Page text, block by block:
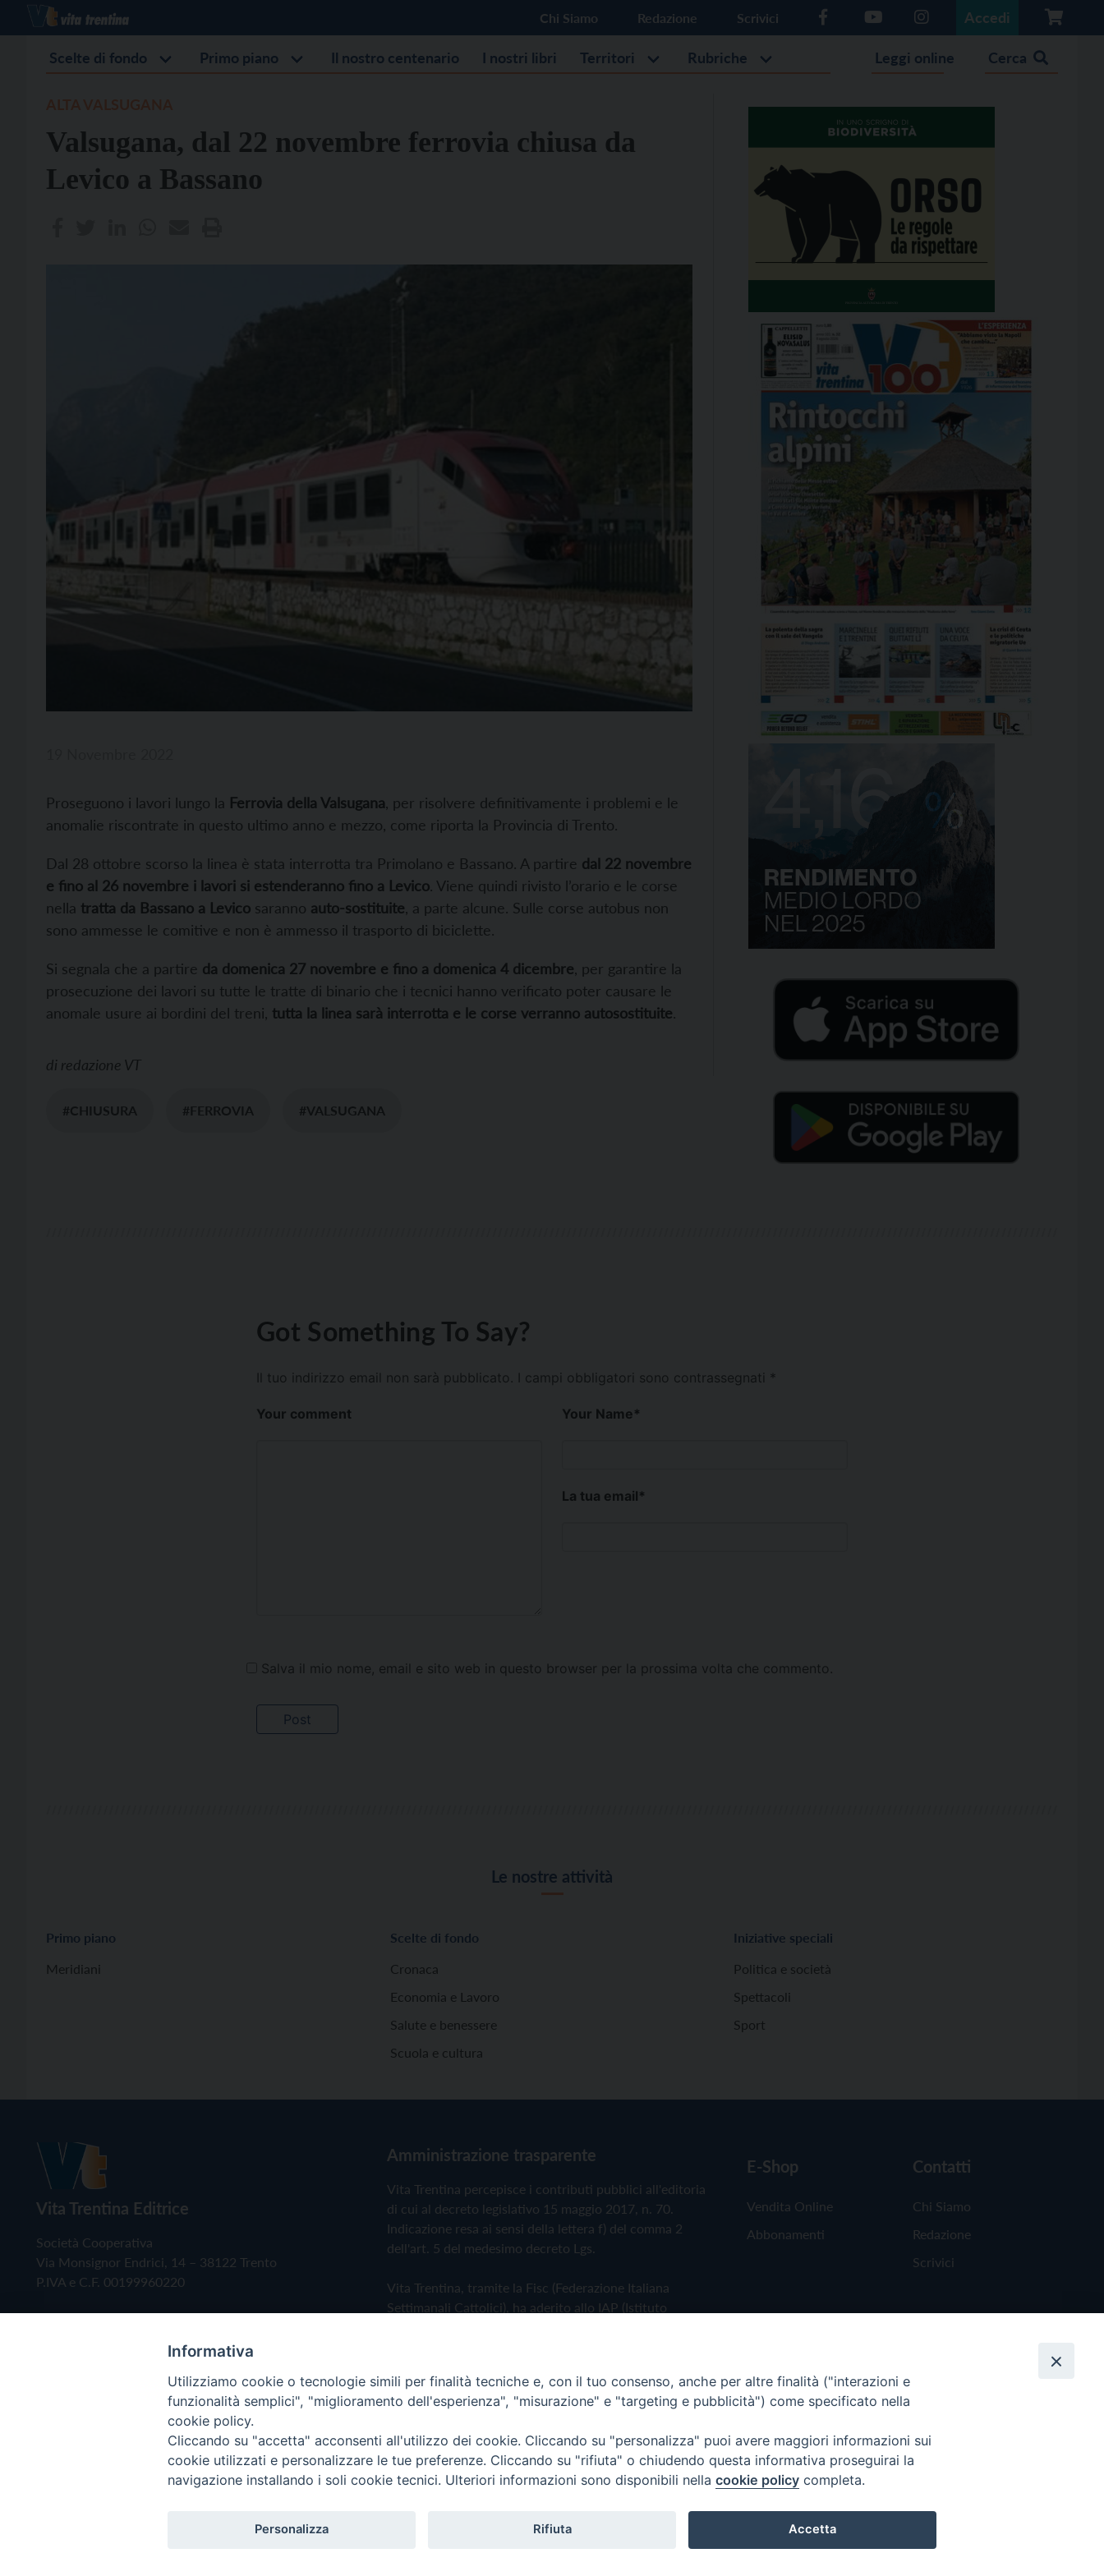
Chi Siamo Redazione Scrivici Accedi
Scelte di fondo Primo piano Il nostro centenario I nostri libri Territori Rubriche Leggi online Cerca
Valsugana, dal 22 novembre ferrovia chiusa da
Levico a Bassano
Proseguono i lavori lungo la Ferrovia della Valsugana , per risolvere definitivamente i problemi e le
anomalie riscontrate in questo ultimo anno e mezzo, come riporta la Provincia di Trento.
Dal 28 ottobre scorso la linea è stata interrotta tra Primolano e Bassano. A partire dal 22 novembre
e fino al 26 novembre i lavori si estenderanno fino a Levico. Viene quindi rivisto l’orario e le corse
nella tratta da Bassano a Levico saranno auto-sostituite , a parte alcune. Sulle corse autobus non
sono ammesse le comitive e non è ammesso il trasporto di biciclette.
Si segnala che a partire da domenica 27 novembre e fino a domenica 4 dicembre , per garantire la
prosecuzione dei lavori su tutte le tratte di binario che i tecnici hanno verificato poter causare le
anomale usure ai bordini del treni, tutta la linea sarà interrotta e le corse verranno autosostituite.
di redazione VT
#CHIUSURA #FERROVIA #VALSUGANA
Got Something To Say?
Il tuo indirizzo email non sarà pubblicato. I campi obbligatori sono contrassegnati *
Your comment Your Name*
La tua email*
Salva il mio nome, email e sito web in questo browser per la prossima volta che commento.
Le nostre attività
Primo piano
Meridiani
Scelte di fondo
Cronaca
Economia e Lavoro
Salute e benessere
Scuola e cultura
Iniziative speciali
Politica e società
Spettacoli
Sport
Vita Trentina Editrice
Società Cooperativa
Via Monsignor Endrici, 14 – 38122 Trento
P.IVA e C.F. 00199960220
Amministrazione trasparente
Vita Trentina percepisce i contributi pubblici all'editoria
di cui al decreto legislativo 15 maggio 2017, n. 70.
Indicazione resa ai sensi della lettera f) del comma 2
dell'art. 5 del medesimo decreto Lgs.
Vita Trentina, tramite la Fisc (Federazione Italiana
Settimanali Cattolici), ha aderito allo IAP (Istituto
Privacy Policy Cookie Policy
E-Shop
Vendita Online
Abbonamenti
Contatti
Chi Siamo
Redazione
Scrivici
Copyright © 2019 - Tutti i diritti riservati - Vita Trentina Editrice
Informativa
Utilizziamo cookie o tecnologie simili per finalità tecniche e, con il tuo consenso, anche per altre finalità ("interazioni e
funzionalità semplici", "miglioramento dell'esperienza", "misurazione" e "targeting e pubblicità") come specificato nella
cookie policy.
Cliccando su "accetta" acconsenti all'utilizzo dei cookie. Cliccando su "personalizza" puoi avere maggiori informazioni sui
cookie utilizzati e personalizzare le tue preferenze. Cliccando su "rifiuta" o chiudendo questa informativa proseguirai la
navigazione installando i soli cookie tecnici. Ulteriori informazioni sono disponibili nella cookie policy completa.
Personalizza Rifiuta Accetta